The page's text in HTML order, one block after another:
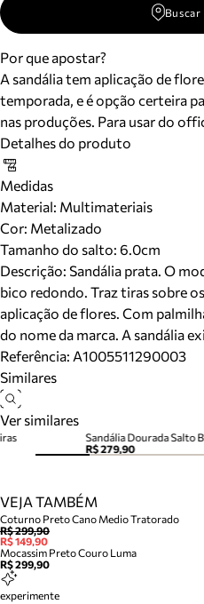
Buscar
Por que apostar?
A sandália tem aplicação de
temporada, e é opção certeira
nas produções. Para usar do
Detalhes do produto
Medidas
Material: Multimateriais
Cor: Metalizado
Tamanho do salto: 6.0cm
Descrição: Sandália prata. O
bico redondo. Traz tiras sobre
aplicação de flores. Com
do nome da marca. A sandália
Referência: A1005511290003
Similares
Ver similares
Sandália Dourada Salto
R$ 279,90
VEJA TAMBÉM
Coturno Preto Cano Medio Tratorado
R$ 299,90
R$ 149,90
Mocassim Preto Couro Luma
R$ 299,90
experimente